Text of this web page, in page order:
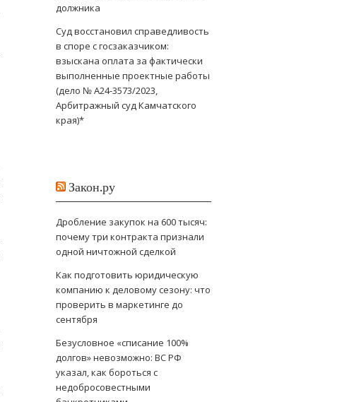
должника
Суд восстановил справедливость
в споре с госзаказчиком:
взыскана оплата за фактически
выполненные проектные работы
(дело № А24-3573/2023,
Арбитражный суд Камчатского
края)*
Закон.ру
Дробление закупок на 600 тысяч:
почему три контракта признали
одной ничтожной сделкой
Как подготовить юридическую
компанию к деловому сезону: что
проверить в маркетинге до
сентября
Безусловное «списание 100%
долгов» невозможно: ВС РФ
указал, как бороться с
недобросовестными